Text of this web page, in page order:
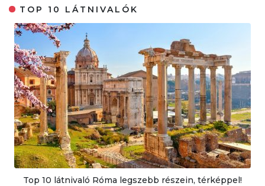
TOP 10 LÁTNIVALÓK
Top 10 látnivaló Róma legszebb részein, térképpel!